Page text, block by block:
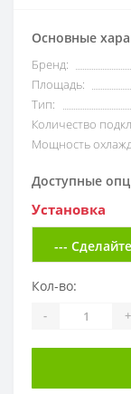
Основные
Бренд:
Площадь:
Тип:
Количество
Мощность
Доступные
Установка
Кол-во:
- +